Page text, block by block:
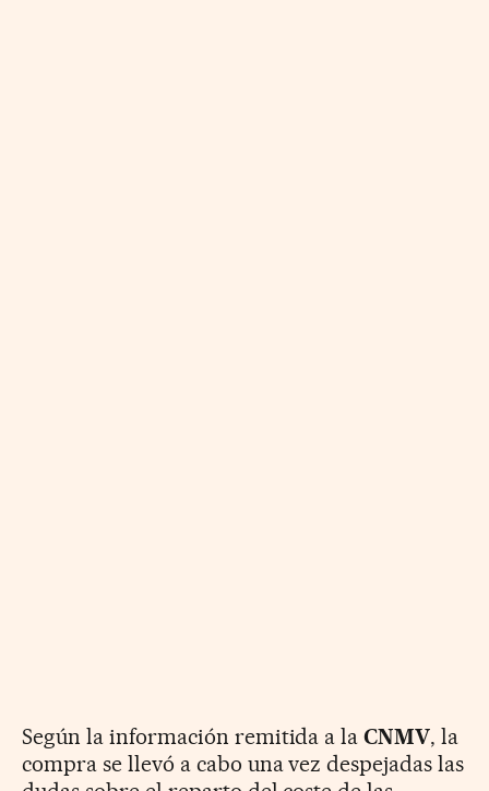
Según la información remitida a laCNMV, la
compra se llevó a cabo una vez despejadas las